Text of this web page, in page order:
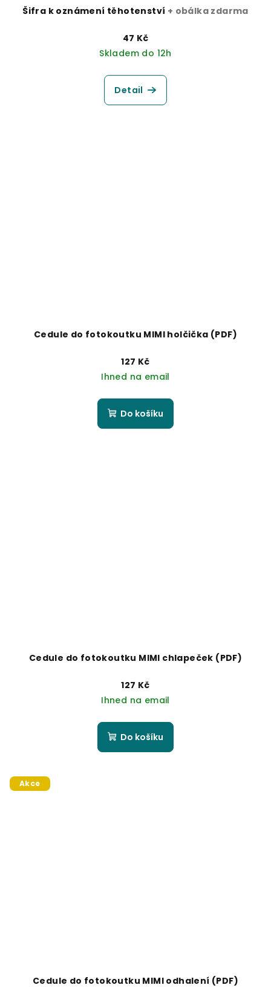
Šifra k oznámení těhotenství + obálka zdarma
47 Kč
Skladem do 12h
Detail
Cedule do fotokoutku MIMI holčička (PDF)
127 Kč
Ihned na email
Do košíku
Cedule do fotokoutku MIMI chlapeček (PDF)
127 Kč
Ihned na email
Do košíku
Akce
Cedule do fotokoutku MIMI odhalení (PDF)